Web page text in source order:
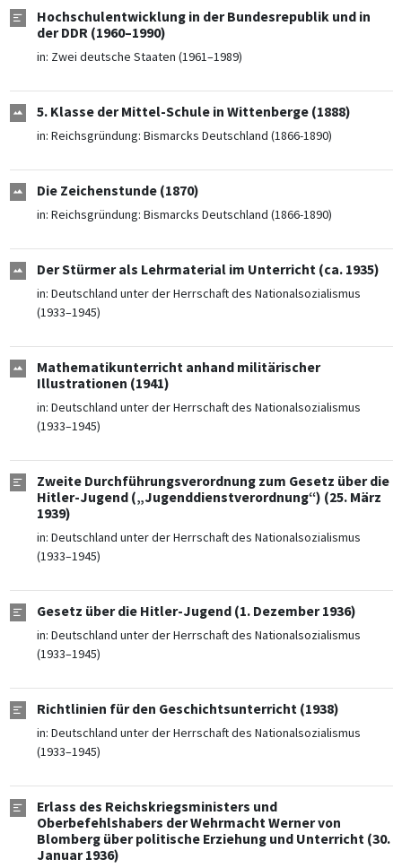
Hochschulentwicklung in der Bundesrepublik und in
der DDR (1960–1990)
in: Zwei deutsche Staaten (1961–1989)
5. Klasse der Mittel-Schule in Wittenberge (1888)
in: Reichsgründung: Bismarcks Deutschland (1866-1890)
Die Zeichenstunde (1870)
in: Reichsgründung: Bismarcks Deutschland (1866-1890)
Der Stürmer als Lehrmaterial im Unterricht (ca. 1935)
in: Deutschland unter der Herrschaft des Nationalsozialismus
(1933–1945)
Mathematikunterricht anhand militärischer
Illustrationen (1941)
in: Deutschland unter der Herrschaft des Nationalsozialismus
(1933–1945)
Zweite Durchführungsverordnung zum Gesetz über die
Hitler-Jugend („Jugenddienstverordnung“) (25. März
1939)
in: Deutschland unter der Herrschaft des Nationalsozialismus
(1933–1945)
Gesetz über die Hitler-Jugend (1. Dezember 1936)
in: Deutschland unter der Herrschaft des Nationalsozialismus
(1933–1945)
Richtlinien für den Geschichtsunterricht (1938)
in: Deutschland unter der Herrschaft des Nationalsozialismus
(1933–1945)
Erlass des Reichskriegsministers und
Oberbefehlshabers der Wehrmacht Werner von
Blomberg über politische Erziehung und Unterricht (30.
Januar 1936)